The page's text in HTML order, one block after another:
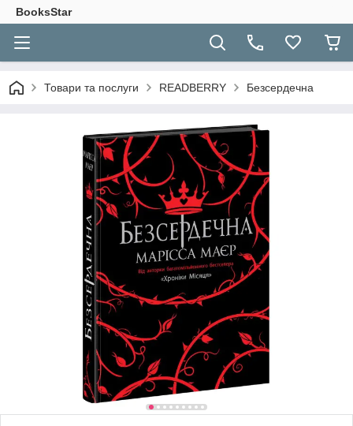
BooksStar
Товари та послуги READBERRY Безсердечна